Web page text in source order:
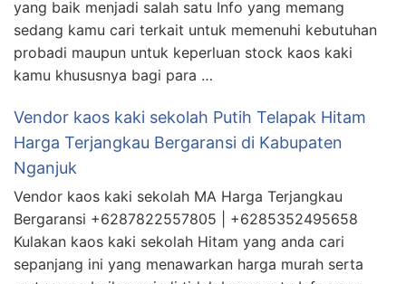
yang baik menjadi salah satu Info yang memang
sedang kamu cari terkait untuk memenuhi kebutuhan
probadi maupun untuk keperluan stock kaos kaki
kamu khususnya bagi para …
Vendor kaos kaki sekolah Putih Telapak Hitam
Harga Terjangkau Bergaransi di Kabupaten
Nganjuk
Vendor kaos kaki sekolah MA Harga Terjangkau
Bergaransi +6287822557805 | +6285352495658
Kulakan kaos kaki sekolah Hitam yang anda cari
sepanjang ini yang menawarkan harga murah serta